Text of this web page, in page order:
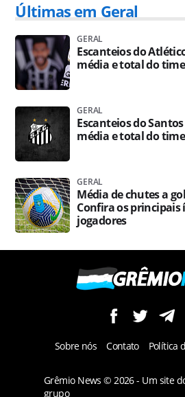
Últimas em Geral
GERAL
Escanteios do
média e total do
GERAL
Escanteios do
média e total do time
GERAL
Média de chutes a
Confira os principais
jogadores
Sobre nós Contato Política
Grêmio News © 2026 - Um site
grupo